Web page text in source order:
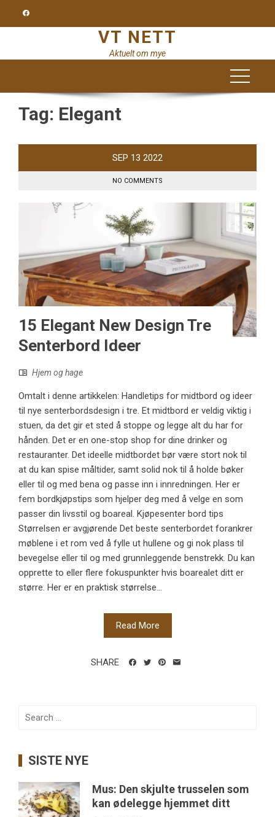
VT NETT
Aktuelt om mye
Tag: Elegant
SEP 13 2022
NO COMMENTS
15 Elegant New Design Tre
Senterbord Ideer
Hjem og hage
Omtalt i denne artikkelen: Handletips for midtbord og ideer
til nye senterbordsdesign i tre. Et midtbord er veldig viktig i
stuen, da det gir et sted å stoppe og legge alt du har for
hånden. Det er en one-stop shop for dine drinker og
restauranter. Det ideelle midtbordet bør være stort nok til
at du kan spise måltider, samt solid nok til å holde bøker
eller til og med bena og passe inn i innredningen. Her er
fem bordkjøpstips som hjelper deg med å velge en som
passer din livsstil og boareal. Kjøpesenter bord tips
Størrelsen er avgjørende Det beste senterbordet forankrer
møblene i et rom ved å fylle ut hullene og gi nok plass til
bevegelse eller til og med grunnleggende benstrekk. Du kan
opprette to eller flere fokuspunkter hvis boarealet ditt er
større. Her er en praktisk størrelse...
Read More
SHARE
Search
SISTE NYE
Mus: Den skjulte trusselen som
kan ødelegge hjemmet ditt